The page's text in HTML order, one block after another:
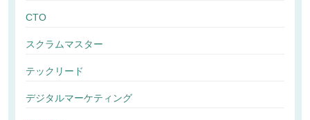
CTO
スクラムマスター
テックリード
デジタルマーケティング